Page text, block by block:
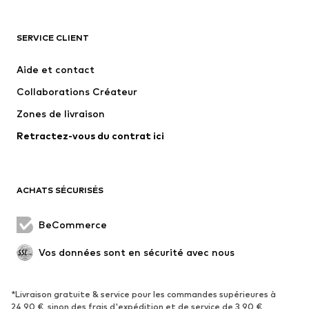
Nouveautés
Lingerie
Manteaux
Jupes
Occasions spéciales
Nouveautés Tendance
SERVICE CLIENT
Aide et contact
Collaborations Créateur
Zones de livraison
Retractez-vous du contrat ici
ACHATS SÉCURISÉS
BeCommerce
Vos données sont en sécurité avec nous
*Livraison gratuite & service pour les commandes supérieures à
24,90 €, sinon des frais d'expédition et de service de 3,90 €